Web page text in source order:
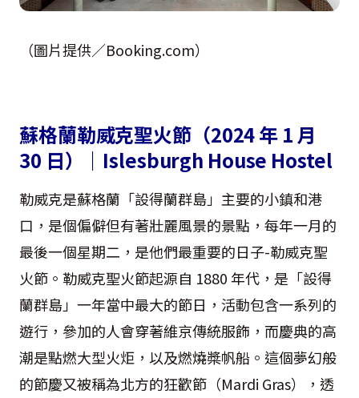
（圖片提供／Booking.com）
蘇格蘭勒威克聖火節（2024 年 1 月
30 日）｜Islesburgh House Hostel
勒威克是蘇格蘭「設得蘭群島」主要的小鎮和港
口，是個偏僻但有著壯麗風景的景點，每年一月的
最後一個星期二，是他們最重要的日子-勒威克聖
火節。勒威克聖火節起源自 1880 年代，是「設得
蘭群島」一年當中最大的節日，活動包含一系列的
遊行，參加的人會穿著維京傳統服飾，而慶典的高
潮是點燃大型火炬，以及燃燒槳帆船。這個夢幻般
的節慶又被稱為北方的狂歡節（Mardi Gras），透